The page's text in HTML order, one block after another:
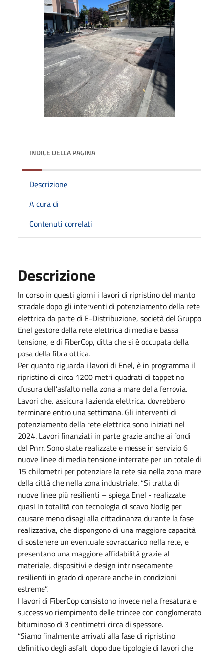
INDICE DELLA PAGINA
Descrizione
A cura di
Contenuti correlati
Descrizione
In corso in questi giorni i lavori di ripristino del manto
stradale dopo gli interventi di potenziamento della rete
elettrica da parte di E-Distribuzione, società del Gruppo
Enel gestore della rete elettrica di media e bassa
tensione, e di FiberCop, ditta che si è occupata della
posa della fibra ottica.
Per quanto riguarda i lavori di Enel, è in programma il
ripristino di circa 1200 metri quadrati di tappetino
d’usura dell’asfalto nella zona a mare della ferrovia.
Lavori che, assicura l’azienda elettrica, dovrebbero
terminare entro una settimana. Gli interventi di
potenziamento della rete elettrica sono iniziati nel
2024. Lavori finanziati in parte grazie anche ai fondi
del Pnrr. Sono state realizzate e messe in servizio 6
nuove linee di media tensione interrate per un totale di
15 chilometri per potenziare la rete sia nella zona mare
della città che nella zona industriale. “Si tratta di
nuove linee più resilienti – spiega Enel - realizzate
quasi in totalità con tecnologia di scavo Nodig per
causare meno disagi alla cittadinanza durante la fase
realizzativa, che dispongono di una maggiore capacità
di sostenere un eventuale sovraccarico nella rete, e
presentano una maggiore affidabilità grazie al
materiale, dispositivi e design intrinsecamente
resilienti in grado di operare anche in condizioni
estreme”.
I lavori di FiberCop consistono invece nella fresatura e
successivo riempimento delle trincee con conglomerato
bituminoso di 3 centimetri circa di spessore.
“Siamo finalmente arrivati alla fase di ripristino
definitivo degli asfalti dopo due tipologie di lavori che